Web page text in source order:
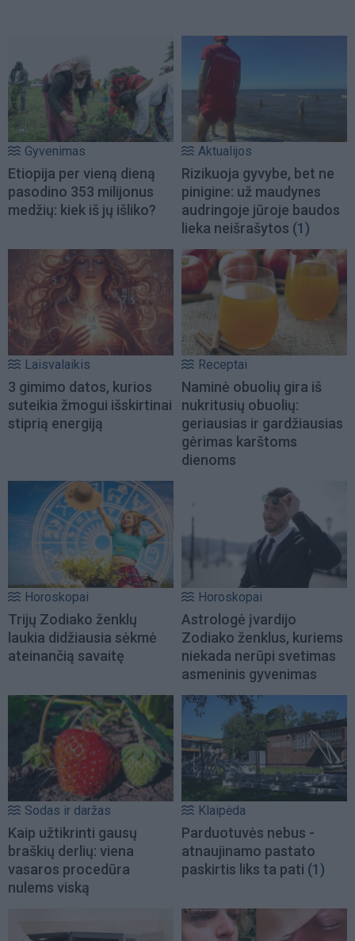
Gyvenimas
Etiopija per vieną dieną
pasodino 353 milijonus
medžių: kiek iš jų išliko?
Aktualijos
Rizikuoja gyvybe, bet ne
pinigine: už maudynes
audringoje jūroje baudos
lieka neišrašytos (1)
Laisvalaikis
3 gimimo datos, kurios
suteikia žmogui išskirtinai
stiprią energiją
Receptai
Naminė obuolių gira iš
nukritusių obuolių:
geriausias ir gardžiausias
gėrimas karštoms
dienoms
Horoskopai
Trijų Zodiako ženklų
laukia didžiausia sėkmė
ateinančią savaitę
Horoskopai
Astrologė įvardijo
Zodiako ženklus, kuriems
niekada nerūpi svetimas
asmeninis gyvenimas
Sodas ir daržas
Kaip užtikrinti gausų
braškių derlių: viena
vasaros procedūra
nulems viską
Klaipėda
Parduotuvės nebus -
atnaujinamo pastato
paskirtis liks ta pati (1)